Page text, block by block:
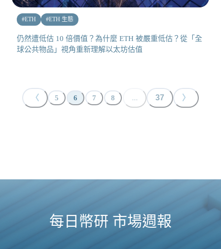
#ETH #ETH 生態
仍然遭低估 10 倍價值？為什麼 ETH 被嚴重低估？從「全
球公共物品」視角重新理解以太坊估值
〈 5 6 7 8 ... 37 〉
每日幣研 市場週報